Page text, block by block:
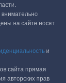
на сайте носят
и
сайта прямая
авторских прав